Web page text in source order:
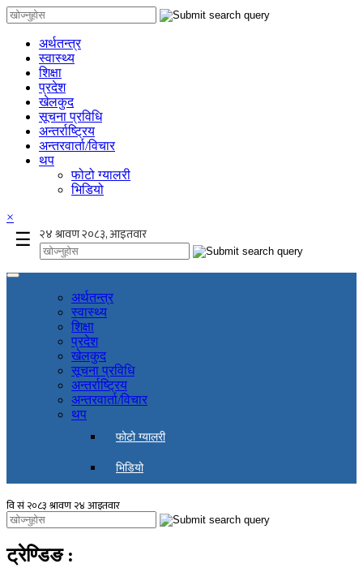
अर्थतन्त्र
स्वास्थ्य
शिक्षा
प्रदेश
खेलकुद
सूचना प्रविधि
अन्तर्राष्ट्रिय
अन्तरवार्ता/विचार
थप
फोटो ग्यालरी
भिडियो
×
☰
अर्थतन्त्र
स्वास्थ्य
शिक्षा
प्रदेश
खेलकुद
सूचना प्रविधि
अन्तर्राष्ट्रिय
अन्तरवार्ता/विचार
थप
फोटो ग्यालरी
भिडियो
ट्रेण्डिङ :